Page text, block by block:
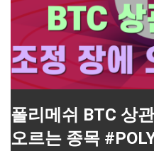
폴리메쉬 BTC 상
오르는 종목